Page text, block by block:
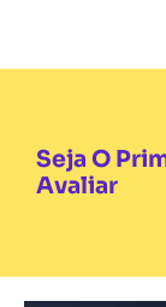
Seja O
Avaliar